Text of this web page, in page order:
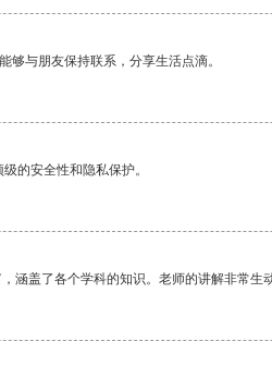
够与朋友保持联系，分享生活点滴。
的安全性和隐私保护。
涵盖了各个学科的知识。老师的讲解非常生